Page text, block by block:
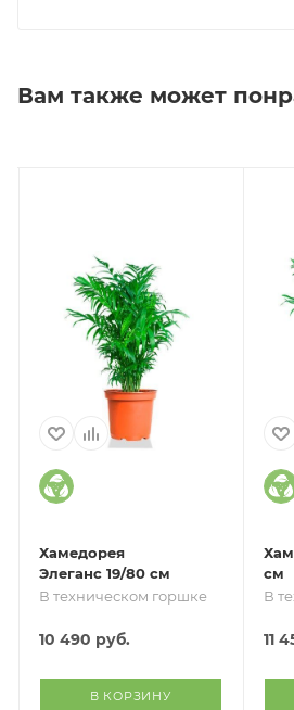
Вам также может
Хамедорея
Элеганс 19/80 см
В техническом горшке
10 490 руб.
В КОРЗИНУ
см
В
11